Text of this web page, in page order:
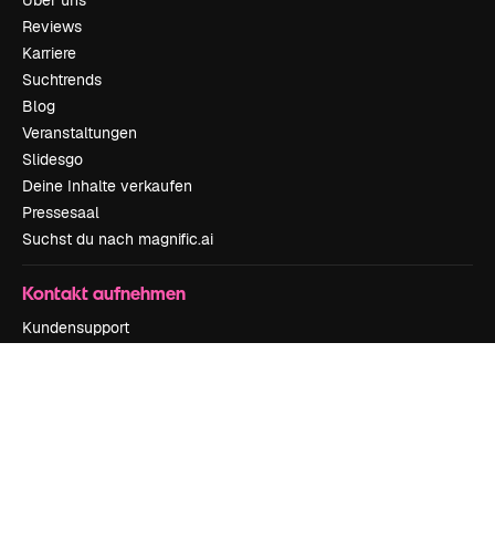
Reviews
Karriere
Suchtrends
Blog
Veranstaltungen
Slidesgo
Deine Inhalte verkaufen
Pressesaal
Suchst du nach magnific.ai
Kontakt aufnehmen
Kundensupport